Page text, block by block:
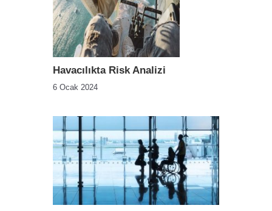
Havacılıkta Risk Analizi
6 Ocak 2024